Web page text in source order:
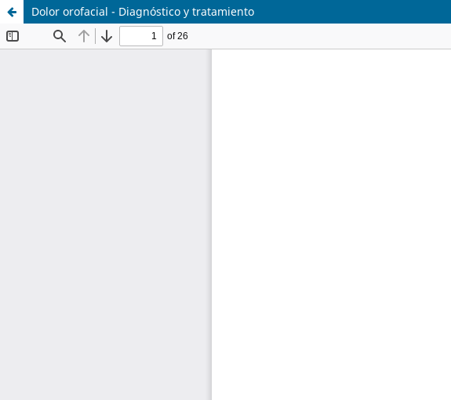
Dolor orofacial - Diagnóstico y tratamiento